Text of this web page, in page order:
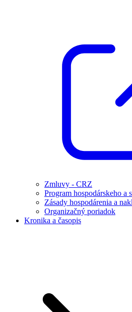
Zmluvy - CRZ
Program hospodárskeho a
Zásady hospodárenia a
Organizačný poriadok
Kronika a časopis